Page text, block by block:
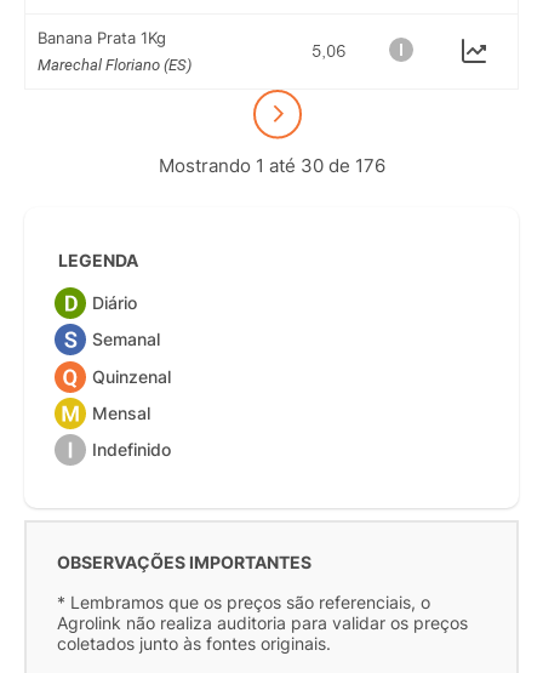
Banana Prata 1Kg
Marechal Floriano (ES)
Mostrando 1 até 30 de 176
LEGENDA
Diário
Semanal
Quinzenal
Mensal
Indefinido
OBSERVAÇÕES IMPORTANTES
* Lembramos que os preços são referenciais, o
Agrolink não realiza auditoria para validar os preços
coletados junto às fontes originais.